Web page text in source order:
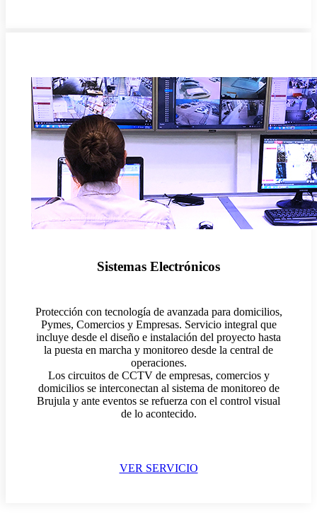
Sistemas Electrónicos
Protección con tecnología de avanzada para domicilios,
Pymes, Comercios y Empresas. Servicio integral que
incluye desde el diseño e instalación del proyecto hasta
la puesta en marcha y monitoreo desde la central de
operaciones.
Los circuitos de CCTV de empresas, comercios y
domicilios se interconectan al sistema de monitoreo de
Brujula y ante eventos se refuerza con el control visual
de lo acontecido.
VER SERVICIO